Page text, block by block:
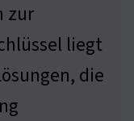
zur
liegt
die